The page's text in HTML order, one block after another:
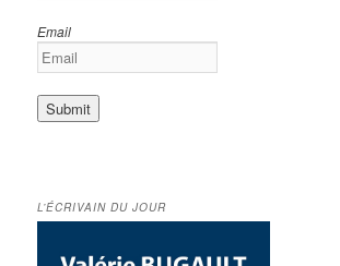
Email
L’ÉCRIVAIN DU JOUR